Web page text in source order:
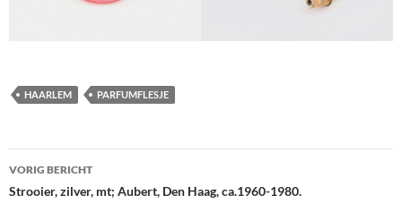
HAARLEM PARFUMFLESJE
Berichtnavigatie
VORIG BERICHT
Strooier, zilver, mt; Aubert, Den Haag, ca.1960-1980.